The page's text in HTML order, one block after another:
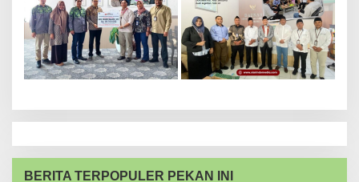
BERITA TERPOPULER PEKAN INI